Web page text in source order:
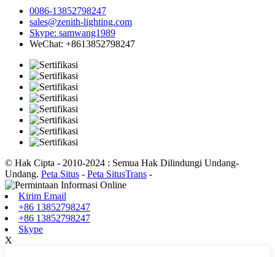
0086-13852798247
sales@zenith-lighting.com
Skype: samwang1989
WeChat: +8613852798247
© Hak Cipta - 2010-2024 : Semua Hak Dilindungi Undang-
Undang. Peta Situs - Peta SitusTrans -
Kirim Email
+86 13852798247
+86 13852798247
Skype
X